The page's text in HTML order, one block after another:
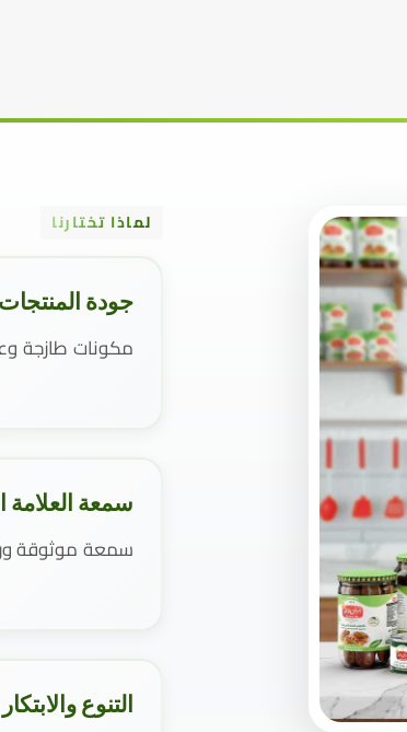
لماذا تختارنا
جودة المنتجات
مكونات طازجة
سمعة العلامة
سمعة موثوقة
التنوع والابتكار